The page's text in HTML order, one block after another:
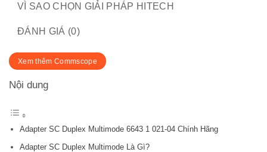
VÌ SAO CHỌN GIẢI PHÁP HITECH
ĐÁNH GIÁ (0)
Xem thêm Commscope
Nội dung
Adapter SC Duplex Multimode 6643 1 021-04 Chính Hãng
Adapter SC Duplex Multimode Là Gì?